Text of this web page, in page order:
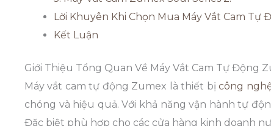
Lời Khuyên Khi Chọn Mua Máy Vắt Cam Tự
Kết Luận
Giới Thiệu Tổng Quan Về Máy Vắt Cam Tự Động
Máy vắt cam tự động Zumex là thiết bịcông
chóng và hiệu quả. Với khả năng vận hành tự
Đặc biệt phù hợp cho các cửa hàng kinh doanh